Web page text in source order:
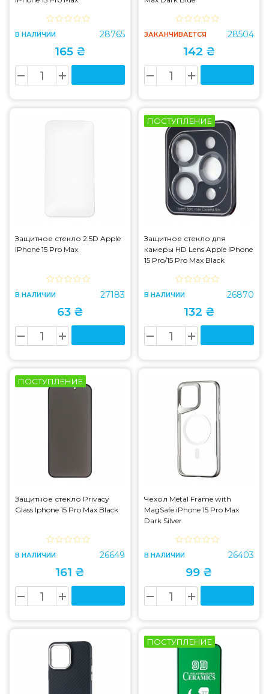
В НАЛИЧИИ 28765
165 ₴
ЗАКАНЧИВАЕТСЯ 28504
142 ₴
Защитное стекло 2.5D Apple
iPhone 15 Pro Max
В НАЛИЧИИ 27183
63 ₴
ПОСТУПЛЕНИЕ
Защитное стекло для
камеры HD Lens Apple iPhone
15 Pro/15 Pro Max Black
В НАЛИЧИИ 26870
132 ₴
ПОСТУПЛЕНИЕ
Защитное стекло Privacy
Glass Iphone 15 Pro Max Black
В НАЛИЧИИ 26649
161 ₴
Чехол Metal Frame with
MagSafe iPhone 15 Pro Max
Dark Silver
В НАЛИЧИИ 26403
99 ₴
ПОСТУПЛЕНИЕ